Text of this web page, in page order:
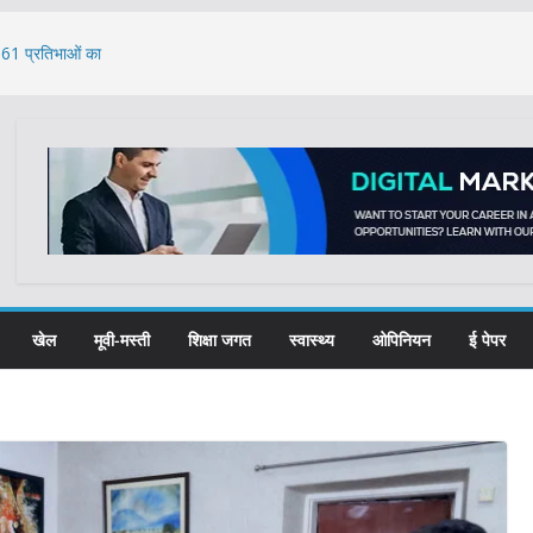
61 प्रतिभाओं का
ने लिया नशा
का मुद्दा: केंद्र ने
खेल मूवी-मस्ती शिक्षा जगत स्वास्थ्य ओपिनियन ई पेपर